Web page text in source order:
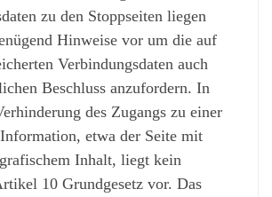
zu den Stoppseiten liegen
Hinweise vor um die auf
Verbindungsdaten auch
Beschluss anzufordern. In
des Zugangs zu einer
etwa der Seite mit
Inhalt, liegt kein
10 Grundgesetz vor. Das